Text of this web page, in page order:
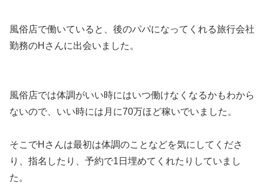
風俗店で働いていると、後のパパになってくれる旅行会社
勤務のHさんに出会いました。
風俗店では体調がいい時にはいつ働けなくなるかもわから
ないので、いい時には月に70万ほど稼いでいました。
そこでHさんは最初は体調のことなどを気にしてくださ
り、指名したり、予約で1日埋めてくれたりしていまし
た。